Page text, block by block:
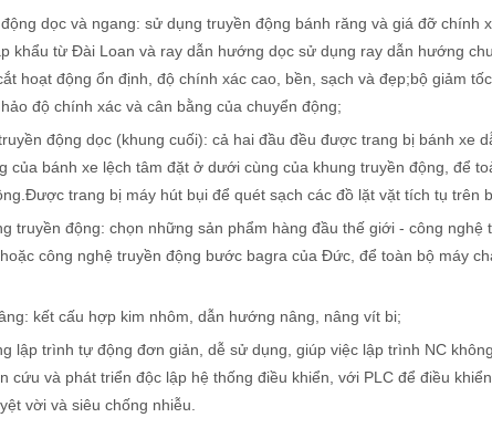
Cho dù bạn là chủ doanh nghiệp nhỏ, người có sở thích hay
dọc và ngang: sử dụng truyền động bánh răng và giá đỡ
khẩu từ Đài Loan và ray dẫn hướng dọc sử dụng ray dẫn hướng
hoạt động ổn định, độ chính xác cao, bền, sạch và đẹp;bộ giảm
độ chính xác và cân bằng của chuyển động;
động dọc (khung cuối): cả hai đầu đều được trang bị bánh xe
của bánh xe lệch tâm đặt ở dưới cùng của khung truyền động, để
trang bị máy hút bụi để quét sạch các đồ lặt vặt tích tụ trên
truyền động: chọn những sản phẩm hàng đầu thế giới - công
công nghệ truyền động bước bagra của Đức, để toàn bộ máy
kết cấu hợp kim nhôm, dẫn hướng nâng, nâng vít bi;
lập trình tự động đơn giản, dễ sử dụng, giúp việc lập trình NC
cứu và phát triển độc lập hệ thống điều khiển, với PLC để điều
vời và siêu chống nhiễu.